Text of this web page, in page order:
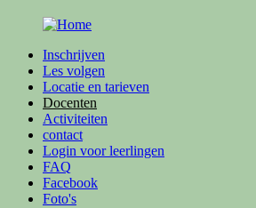
Inschrijven
Les volgen
Locatie en tarieven
Docenten
Activiteiten
contact
Login voor leerlingen
FAQ
Facebook
Foto's